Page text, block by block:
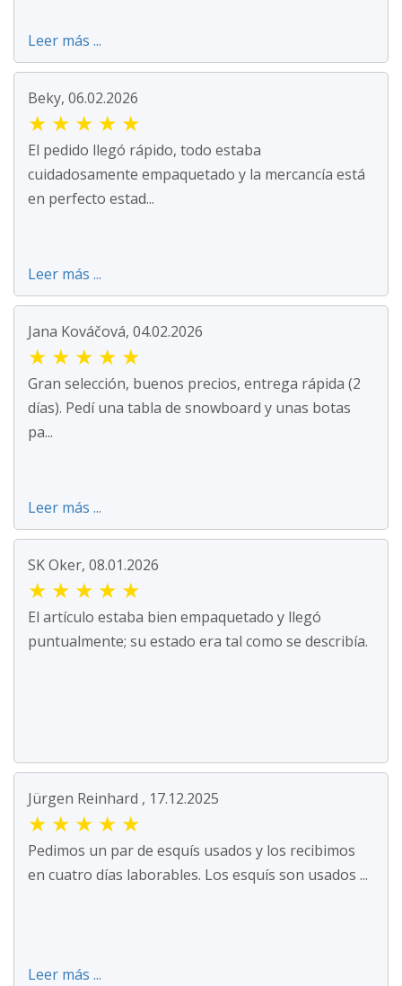
Leer más ...
Beky, 06.02.2026
★ ★ ★ ★ ★
El pedido llegó rápido, todo estaba
cuidadosamente empaquetado y la mercancía está
en perfecto estad...
Leer más ...
Jana Kováčová, 04.02.2026
★ ★ ★ ★ ★
Gran selección, buenos precios, entrega rápida (2
días). Pedí una tabla de snowboard y unas botas
pa...
Leer más ...
SK Oker, 08.01.2026
★ ★ ★ ★ ★
El artículo estaba bien empaquetado y llegó
puntualmente; su estado era tal como se describía.
Jürgen Reinhard , 17.12.2025
★ ★ ★ ★ ★
Pedimos un par de esquís usados y los recibimos
en cuatro días laborables. Los esquís son usados ...
Leer más ...